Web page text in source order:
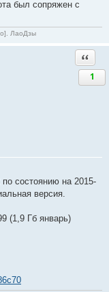
был сопряжен с
ЛаоДзы
1
состоянию на 2015-
версия.
(1,9 Гб январь)